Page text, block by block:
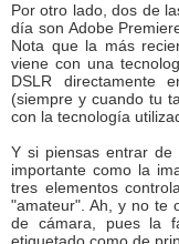
Por otro lado, dos de
día son Adobe
Nota que la más
viene con una
DSLR directamente
(siempre y cuando tu
con la tecnología
Y si piensas entrar de
importante como la
tres elementos
"amateur". Ah, y no te
de cámara, pues la